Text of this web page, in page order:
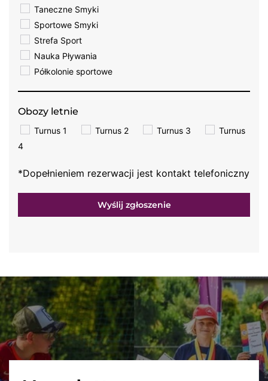
Taneczne Smyki
Sportowe Smyki
Strefa Sport
Nauka Pływania
Półkolonie sportowe
Obozy letnie
Turnus 1 Turnus 2 Turnus 3
Turnus
4
*Dopełnieniem rezerwacji jest kontakt telefoniczny
Wyślij zgłoszenie